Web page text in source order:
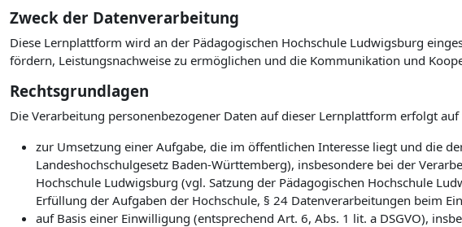
Zweck der Datenverarbeitung
Diese Lernplattform wird an der Pädagogischen Hochschule Ludwigsburg
fördern, Leistungsnachweise zu ermöglichen und die Kommunikation und
Rechtsgrundlagen
Die Verarbeitung personenbezogener Daten auf dieser Lernplattform erfolgt
zur Umsetzung einer Aufgabe, die im öffentlichen Interesse liegt und die
Landeshochschulgesetz Baden-Württemberg), insbesondere bei der
Hochschule Ludwigsburg (vgl. Satzung der Pädagogischen Hochschule
Erfüllung der Aufgaben der Hochschule, § 24 Datenverarbeitungen beim
auf Basis einer Einwilligung (entsprechend Art. 6, Abs. 1 lit. a DSGVO),